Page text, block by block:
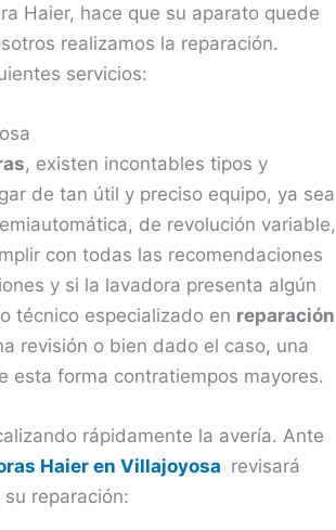
Haier, hace que su aparato quede
realizamos la reparación.
servicios:
, existen incontables tipos y
de tan útil y preciso equipo, ya sea
de revolución variable,
con todas las recomendaciones
y si la lavadora presenta algún
técnico especializado en reparación
revisión o bien dado el caso, una
esta forma contratiempos mayores.
rápidamente la avería. Ante
Haier en Villajoyosa revisará
reparación: